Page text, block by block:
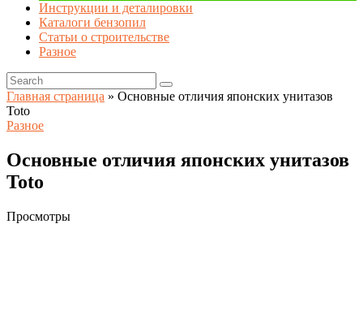
Инструкции и деталировки
Каталоги бензопил
Статьи о строительстве
Разное
Главная страница » Основные отличия японских унитазов
Toto
Разное
Основные отличия японских унитазов
Toto
Просмотры